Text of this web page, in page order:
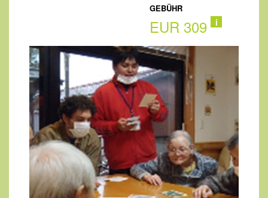
GEBÜHR
EUR 309 i